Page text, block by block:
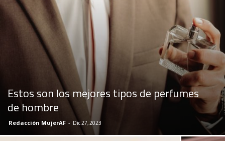
Estos son los mejores tipos de perfumes
de hombre
Redacción MujerAF - Dic 27, 2023